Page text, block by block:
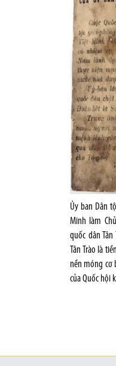
Ủy ban Dân
Minh làm
quốc dân
Tân Trào là
nền móng cơ
của Quốc hội